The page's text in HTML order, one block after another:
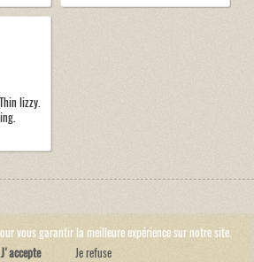
lizzy.
vous garantir la meilleure expérience sur notre site.
J'accepte
Je refuse